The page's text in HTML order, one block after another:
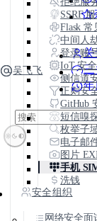
吴飞飞
关
三
年
SSRF
Flask 常
中间人
登录账
IoT 安全
侧信道
正则安
GitHub
短信嗅
枚举子
电子邮
图片
手机
洗钱
安全组织
网络安全面